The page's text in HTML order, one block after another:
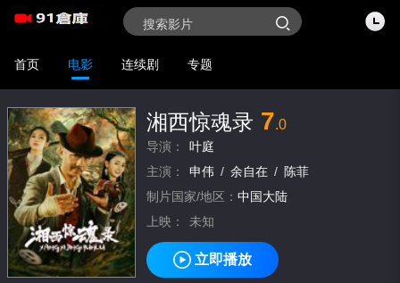
首页 电影 连续剧 专题
湘西惊魂录 7.0
导演：
叶庭
主演：
申伟 / 余自在 / 陈菲
制片国家/地区： 中国大陆
上映：
未知
立即播放